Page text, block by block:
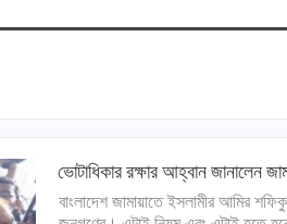
ভোটাধিকার রক্ষার আহ্বান জানালেন
বাংলাদেশ জামায়াতে ইসলামীর আমির